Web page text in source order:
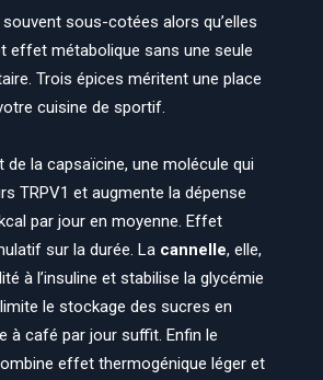
sous-cotées alors qu’elles
effet métabolique sans une seule
Trois épices méritent une place
cuisine de sportif.
de la capsaïcine, une molécule qui
TRPV1 et augmente la dépense
par jour en moyenne. Effet
sur la durée. La cannelle, elle,
à l’insuline et stabilise la glycémie
le stockage des sucres en
à café par jour suffit. Enfin le
effet thermogénique léger et